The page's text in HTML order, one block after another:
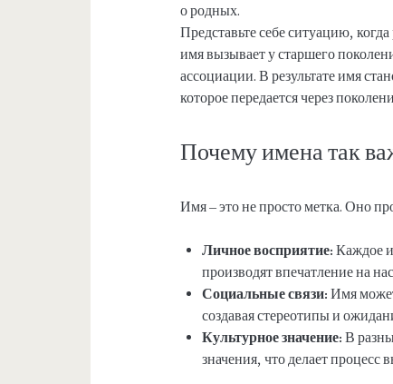
о родных.
Представьте себе ситуацию,
имя вызывает у старшего
ассоциации. В результате имя
которое передается через
Почему имена так
Имя – это не просто метка. Оно
Личное восприятие: Каждое
производят впечатление на
Социальные связи: Имя
создавая стереотипы и
Культурное значение: В
значения, что делает